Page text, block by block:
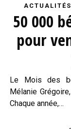
ACTUALITÉS
50 000
pour
Le Mois des bébés plantes, initié par l’horticultrice
Mélanie
Chaque année,…